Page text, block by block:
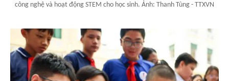
công nghệ và hoạt động STEM cho học sinh. Ảnh: Thanh Tùng - TTXVN